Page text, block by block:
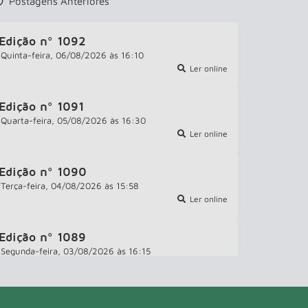
nº 1092
Quinta-feira 06/08/2026 16:10
Ler online
nº 1091
Quarta-feira 05/08/2026 16:30
Ler online
nº 1090
Terça-feira 04/08/2026 15:58
Ler online
nº 1089
Segunda-feira 03/08/2026 16:15